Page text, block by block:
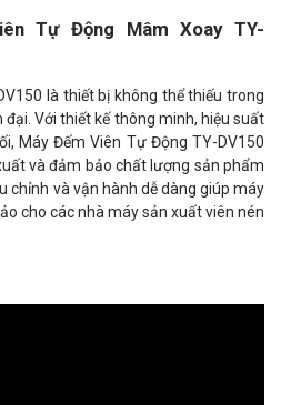
Tự Động Mâm Xoay TY-
là thiết bị không thể thiếu trong
Với thiết kế thông minh, hiệu suất
Máy Đếm Viên Tự Động TY-DV150
và đảm bảo chất lượng sản phẩm
chỉnh và vận hành dễ dàng giúp máy
cho các nhà máy sản xuất viên nén